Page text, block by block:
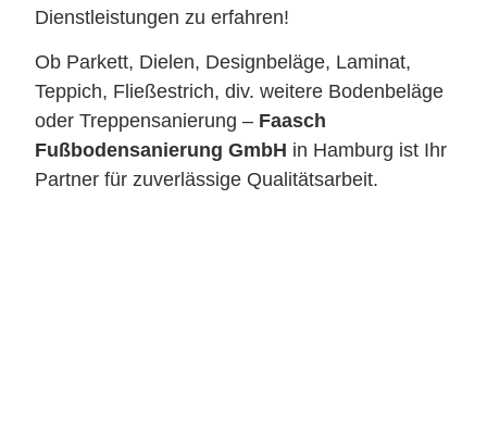
Dienstleistungen zu erfahren!
Ob Parkett, Dielen, Designbeläge, Laminat,
Teppich, Fließestrich, div. weitere Bodenbeläge
oder Treppensanierung – Faasch
Fußbodensanierung GmbH in Hamburg ist Ihr
Partner für zuverlässige Qualitätsarbeit.